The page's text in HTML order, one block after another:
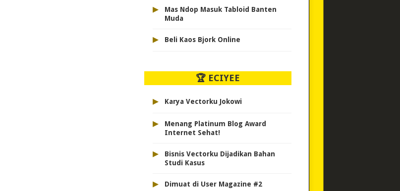
▸
Mas Ndop Masuk Tabloid Banten
Muda
▸ Beli Kaos Bjork Online
🏆 ECIYEE
▸ Karya Vectorku Jokowi
▸
Menang Platinum Blog Award
Internet Sehat!
▸
Bisnis Vectorku Dijadikan Bahan
Studi Kasus
▸ Dimuat di User Magazine #2